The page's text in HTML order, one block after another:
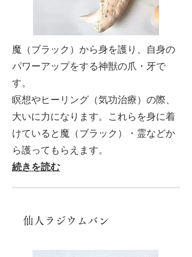
魔（ブラック）から身を護り、自身の
パワーアップをする神獣の爪・牙で
す。
瞑想やヒーリング（気功治療）の際、
大いに力になります。これらを身に着
けていると魔（ブラック）・霊などか
ら護ってもらえます。
続きを読む
仙人ラジウムバン